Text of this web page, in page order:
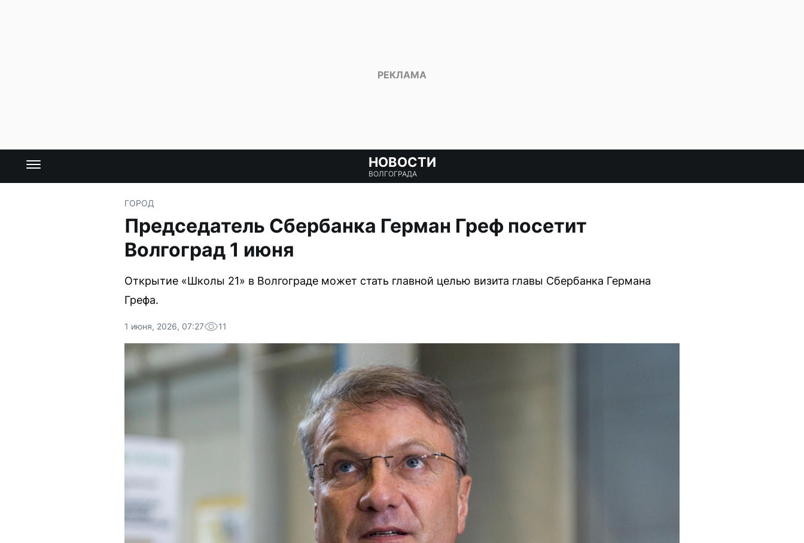
НОВОСТИ
ВОЛГОГРАДА
ГОРОД
Председатель Сбербанка Герман Греф посетит
Волгоград 1 июня
Открытие «Школы 21» в Волгограде может стать главной целью визита главы Сбербанка Германа
Грефа.
1 июня, 2026, 07:27 11